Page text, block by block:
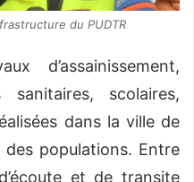
du PUDTR
d’assainissement,
sanitaires, scolaires,
dans la ville de
des populations. Entre
et de transite